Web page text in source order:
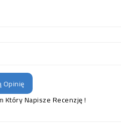
Opinię
Który Napisze Recenzję !